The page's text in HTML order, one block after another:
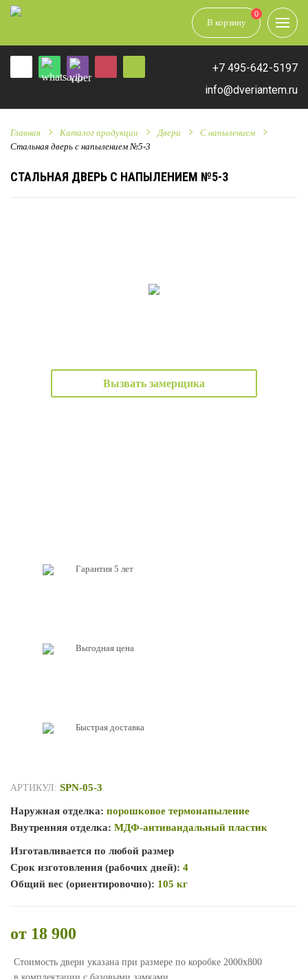
+7 495-642-5197
info@dveriantem.ru
В корзину
0
Главная Каталог продукции Двери
С напылением
Стальная дверь с напылением №5-3
СТАЛЬНАЯ ДВЕРЬ С НАПЫЛЕНИЕМ №5-3
Вызвать замерщика
Гарантия 5 лет
Выгодная цена
Быстрая доставка
АРТИКУЛ: SPN-05-3
Наружная отделка: порошковое термонапыление
Внутренняя отделка: МДФ-антивандальный пластик
Изготавливается по любой размер
Срок изготовления (рабочих дней): 4
Общий вес (ориентировочно): 105 кг
от 18 900
Стоимость двери указана при размере по коробке 2000х800